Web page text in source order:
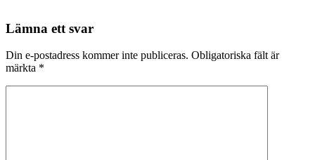
Lämna ett svar
Din e-postadress kommer inte publiceras. Obligatoriska fält är
märkta *